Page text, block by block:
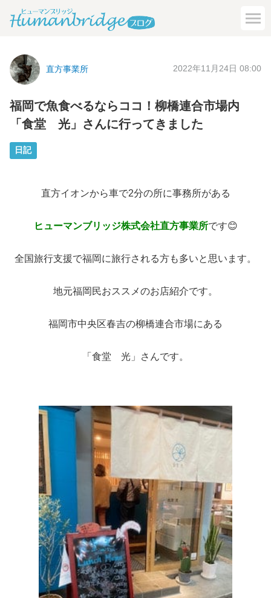
直方事業所 2022年11月24日 08:00
福岡で魚食べるならココ！柳橋連合市場内
「食堂 光」さんに行ってきました
日記
直方イオンから車で2分の所に事務所がある
ヒューマンブリッジ株式会社直方事業所です😊
全国旅行支援で福岡に旅行される方も多いと思います。
地元福岡民おススメのお店紹介です。
福岡市中央区春吉の柳橋連合市場にある
「食堂 光」さんです。